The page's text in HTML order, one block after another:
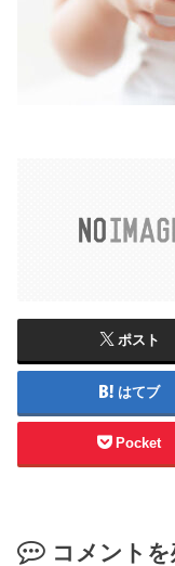
ポスト
はてブ
Pocket
コメント